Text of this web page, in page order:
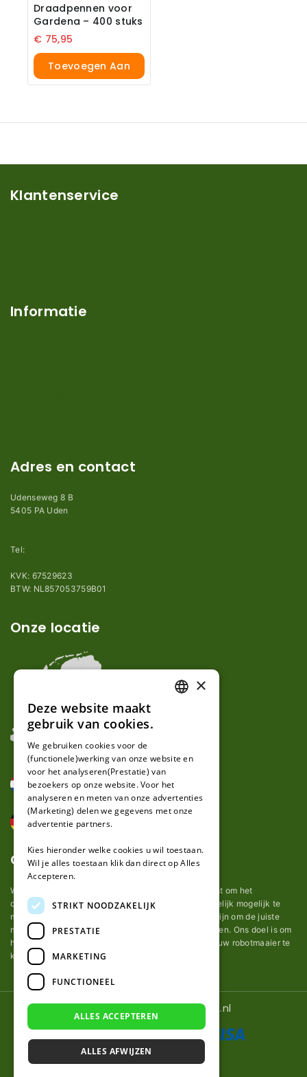
Draadpennen voor
Gardena – 400 stuks
€ 75,95
Toevoegen Aan
Winkelwagen
Klantenservice
Informatie
Adres en contact
Udenseweg 8 B
5405 PA Uden
Tel:
KVK: 67529623
BTW: NL857053759B01
Onze locatie
Over ons
Wij van robotmaaier-mesjes.nl doen ons uiterste best om het
onderhoud van robot grasmaaier mesjes zo gemakkelijk mogelijk te
maken. Uit ervaring merkten we hoe lastig het kan zijn om de juiste
messen voor een automatische grasmachine te vinden. Ons doel is om
het u makkelijk te maken om de goede mesjes voor uw robotmaaier te
kopen.
© 2026 Robotmaaier-mesjes.nl
GERMAN
×
Deze website maakt
gebruik van cookies.
We gebruiken cookies voor de
(functionele)werking van onze website en
voor het analyseren(Prestatie) van
bezoekers op onze website. Voor het
analyseren en meten van onze advertenties
(Marketing) delen we gegevens met onze
advertentie partners.
Kies hieronder welke cookies u wil toestaan.
Wil je alles toestaan klik dan direct op Alles
Accepteren.
STRIKT NOODZAKELIJK
PRESTATIE
MARKETING
FUNCTIONEEL
ALLES ACCEPTEREN
ALLES AFWIJZEN